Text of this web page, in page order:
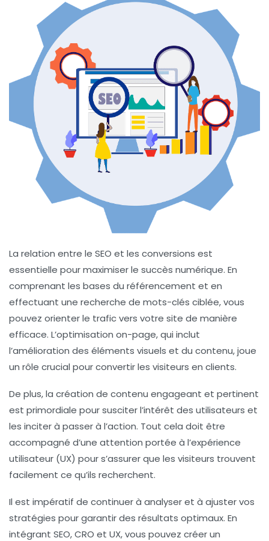
La relation entre le SEO et les conversions est
essentielle pour maximiser le succès numérique. En
comprenant les bases du référencement et en
effectuant une recherche de mots-clés ciblée, vous
pouvez orienter le trafic vers votre site de manière
efficace. L’optimisation on-page, qui inclut
l’amélioration des éléments visuels et du contenu, joue
un rôle crucial pour convertir les visiteurs en clients.
De plus, la création de contenu engageant et pertinent
est primordiale pour susciter l’intérêt des utilisateurs et
les inciter à passer à l’action. Tout cela doit être
accompagné d’une attention portée à l’expérience
utilisateur (UX) pour s’assurer que les visiteurs trouvent
facilement ce qu’ils recherchent.
Il est impératif de continuer à analyser et à ajuster vos
stratégies pour garantir des résultats optimaux. En
intégrant SEO,CRO et UX, vous pouvez créer un